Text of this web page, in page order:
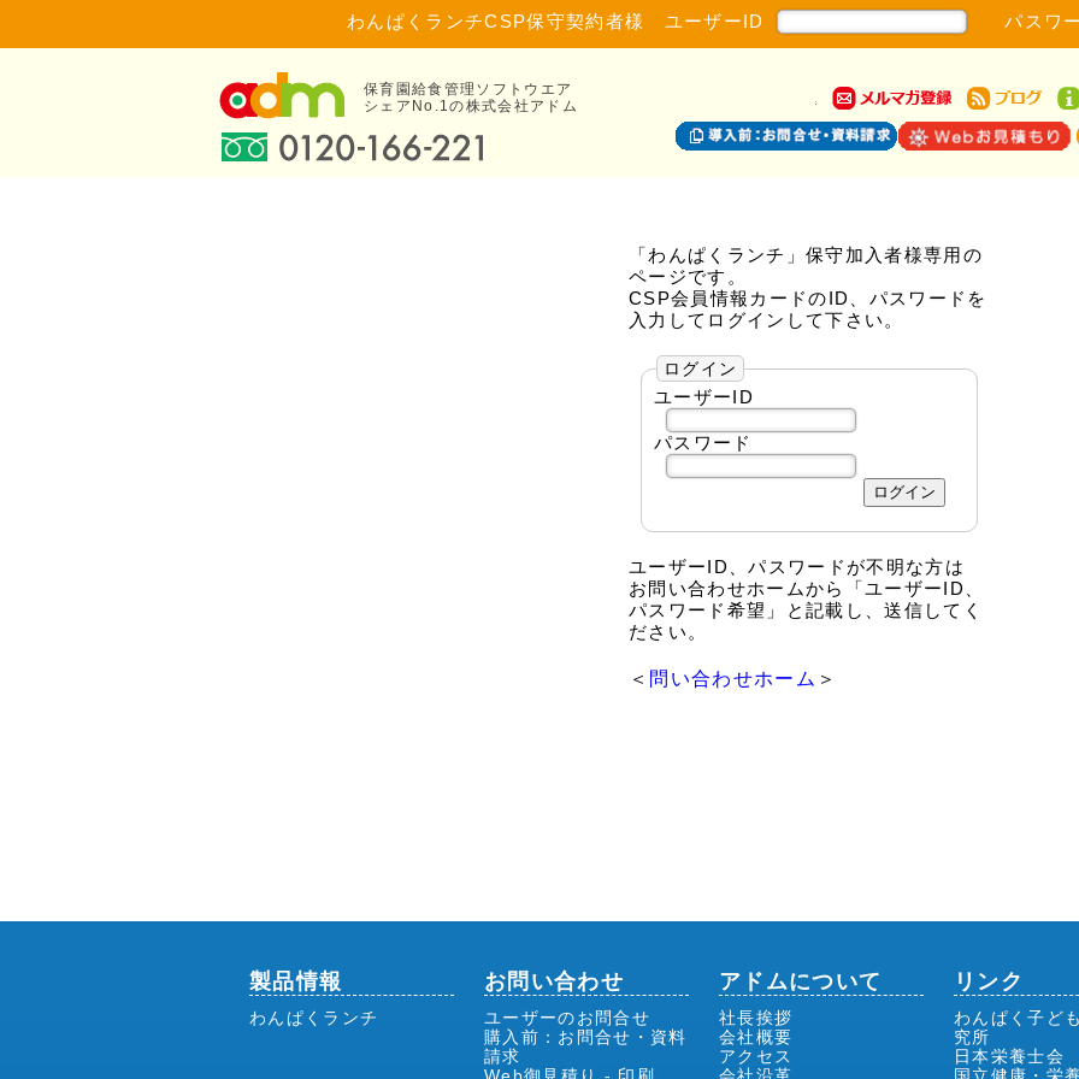
わんぱくランチCSP保守契約者様 ユーザーID パスワ
保育園給食管理ソフトウエア
シェアNo.1の株式会社アドム
「わんぱくランチ」保守加入者様専用の
ページです。
CSP会員情報カードのID、パスワードを
入力してログインして下さい。
ログイン
ユーザーID
パスワード
ユーザーID、パスワードが不明な方は
お問い合わせホームから「ユーザーID、
パスワード希望」と記載し、送信してく
ださい。
＜ 問い合わせホーム ＞
製品情報
わんぱくランチ
お問い合わせ
ユーザーのお問合せ
購入前：お問合せ・資料
請求
アドムについて
社長挨拶
会社概要
アクセス
リンク
わんぱく子ど
究所
日本栄養士会